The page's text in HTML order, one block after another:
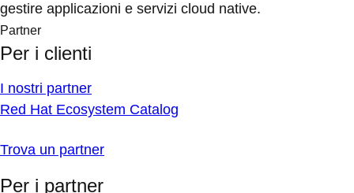
gestire applicazioni e servizi cloud native.
Partner
Per i clienti
I nostri partner
Red Hat Ecosystem Catalog
Trova un partner
Per i partner